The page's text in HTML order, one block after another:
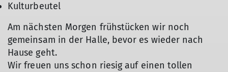
Kulturbeutel
Am nächsten Morgen frühstücken wir noch
gemeinsam in der Halle, bevor es wieder nach
Hause geht.
Wir freuen uns schon riesig auf einen tollen